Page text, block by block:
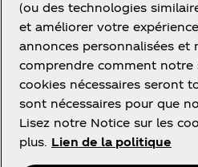
Condition d’utilisation
Avis de confidentialité
Avis relatif aux cookies
Paramètres des cookies
Politique d’accessibilité
(ou des technologies
et améliorer votre
annonces personnalisées et
comprendre comment notre
cookies nécessaires seront
sont nécessaires pour que
Lisez notre Notice sur les
plus. Lien de la politique